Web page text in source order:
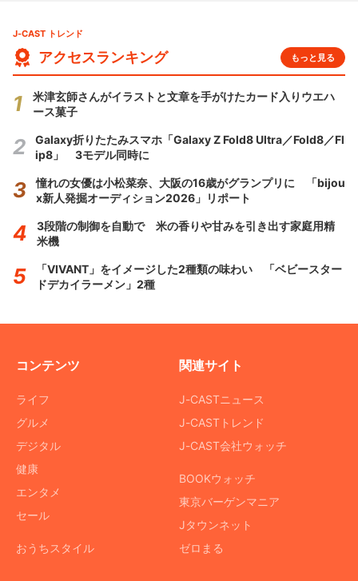
J-CAST トレンド
アクセスランキング もっと見る
米津玄師さんがイラストと文章を手がけたカード入りウエハ
ース菓子
Galaxy折りたたみスマホ「Galaxy Z Fold8 Ultra／Fold8／Fl
ip8」 3モデル同時に
憧れの女優は小松菜奈、大阪の16歳がグランプリに 「bijou
x新人発掘オーディション2026」リポート
3段階の制御を自動で 米の香りや甘みを引き出す家庭用精
米機
「VIVANT」をイメージした2種類の味わい 「ベビースター
ドデカイラーメン」2種
コンテンツ
ライフ
グルメ
デジタル
健康
エンタメ
セール
おうちスタイル
関連サイト
J-CASTニュース
J-CASTトレンド
J-CAST会社ウォッチ
BOOKウォッチ
東京バーゲンマニア
Jタウンネット
ゼロまる